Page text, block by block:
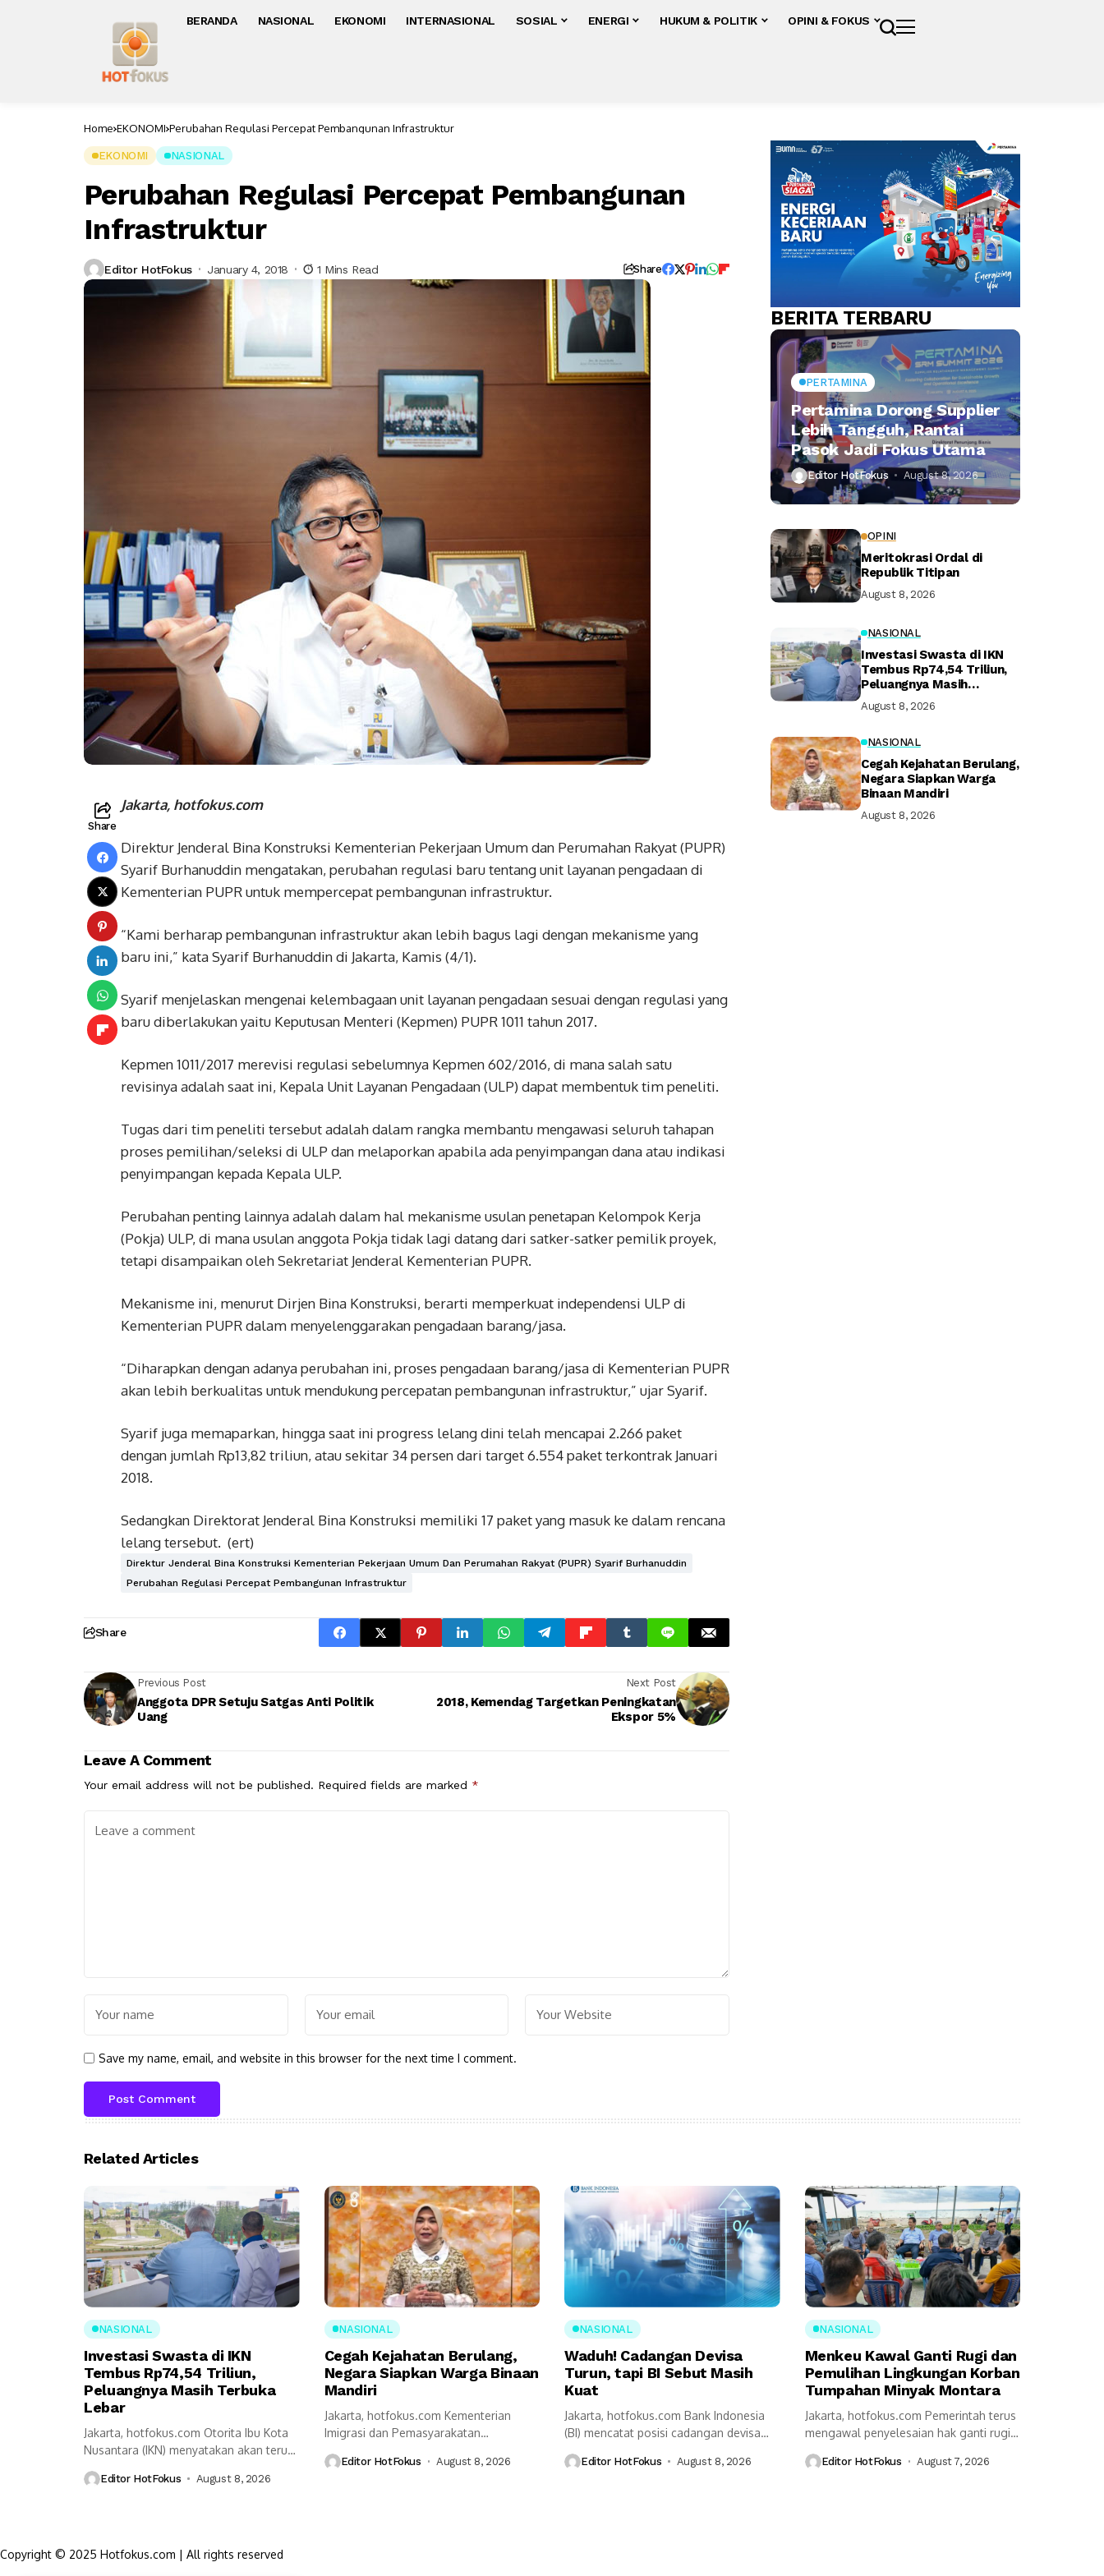
BERANDA NASIONAL EKONOMI INTERNASIONAL SOSIAL ENERGI HUKUM & POLITIK OPINI & FOKUS
Home EKONOMI Perubahan Regulasi Percepat Pembangunan Infrastruktur
EKONOMI NASIONAL
Perubahan Regulasi Percepat Pembangunan
Infrastruktur
Editor HotFokus January 4, 2018 1 Mins Read Share
Share
Jakarta, hotfokus.com
Direktur Jenderal Bina Konstruksi Kementerian Pekerjaan Umum dan Perumahan Rakyat (PUPR)
Syarif Burhanuddin mengatakan, perubahan regulasi baru tentang unit layanan pengadaan di
Kementerian PUPR untuk mempercepat pembangunan infrastruktur.
“Kami berharap pembangunan infrastruktur akan lebih bagus lagi dengan mekanisme yang
baru ini,” kata Syarif Burhanuddin di Jakarta, Kamis (4/1).
Syarif menjelaskan mengenai kelembagaan unit layanan pengadaan sesuai dengan regulasi yang
baru diberlakukan yaitu Keputusan Menteri (Kepmen) PUPR 1011 tahun 2017.
Kepmen 1011/2017 merevisi regulasi sebelumnya Kepmen 602/2016, di mana salah satu
revisinya adalah saat ini, Kepala Unit Layanan Pengadaan (ULP) dapat membentuk tim peneliti.
Tugas dari tim peneliti tersebut adalah dalam rangka membantu mengawasi seluruh tahapan
proses pemilihan/seleksi di ULP dan melaporkan apabila ada penyimpangan dana atau indikasi
penyimpangan kepada Kepala ULP.
Perubahan penting lainnya adalah dalam hal mekanisme usulan penetapan Kelompok Kerja
(Pokja) ULP, di mana usulan anggota Pokja tidak lagi datang dari satker-satker pemilik proyek,
tetapi disampaikan oleh Sekretariat Jenderal Kementerian PUPR.
Mekanisme ini, menurut Dirjen Bina Konstruksi, berarti memperkuat independensi ULP di
Kementerian PUPR dalam menyelenggarakan pengadaan barang/jasa.
“Diharapkan dengan adanya perubahan ini, proses pengadaan barang/jasa di Kementerian PUPR
akan lebih berkualitas untuk mendukung percepatan pembangunan infrastruktur,” ujar Syarif.
Syarif juga memaparkan, hingga saat ini progress lelang dini telah mencapai 2.266 paket
dengan jumlah Rp13,82 triliun, atau sekitar 34 persen dari target 6.554 paket terkontrak Januari
2018.
Sedangkan Direktorat Jenderal Bina Konstruksi memiliki 17 paket yang masuk ke dalam rencana
lelang tersebut. (ert)
Direktur Jenderal Bina Konstruksi Kementerian Pekerjaan Umum Dan Perumahan Rakyat (PUPR) Syarif Burhanuddin
Perubahan Regulasi Percepat Pembangunan Infrastruktur
Share
Previous Post
Anggota DPR Setuju Satgas Anti Politik
Uang
Next Post
2018, Kemendag Targetkan Peningkatan
Ekspor 5%
Leave A Comment
Your email address will not be published. Required fields are marked *
Save my name, email, and website in this browser for the next time I comment.
BERITA TERBARU
PERTAMINA
Pertamina Dorong Supplier
Lebih Tangguh, Rantai
Pasok Jadi Fokus Utama
Editor HotFokus August 8, 2026
OPINI
Meritokrasi Ordal di
Republik Titipan
August 8, 2026
NASIONAL
Investasi Swasta di IKN
Tembus Rp74,54 Triliun,
Peluangnya Masih
August 8, 2026
NASIONAL
Cegah Kejahatan Berulang,
Negara Siapkan Warga
Binaan Mandiri
August 8, 2026
Related Articles
NASIONAL
Investasi Swasta di IKN
Tembus Rp74,54 Triliun,
Peluangnya Masih Terbuka
Lebar
Jakarta, hotfokus.com Otorita Ibu Kota
Nusantara (IKN) menyatakan akan terus
Editor HotFokus August 8, 2026
NASIONAL
Cegah Kejahatan Berulang,
Negara Siapkan Warga Binaan
Mandiri
Jakarta, hotfokus.com Kementerian
Imigrasi dan Pemasyarakatan
pendekatan dalam sistem...
Editor HotFokus August 8, 2026
NASIONAL
Waduh! Cadangan Devisa
Turun, tapi BI Sebut Masih
Kuat
Jakarta, hotfokus.com Bank Indonesia
(BI) mencatat posisi cadangan devisa
Editor HotFokus August 8, 2026
NASIONAL
Menkeu Kawal Ganti Rugi dan
Pemulihan Lingkungan Korban
Tumpahan Minyak Montara
Jakarta, hotfokus.com Pemerintah terus
mengawal penyelesaian hak ganti rugi
Editor HotFokus August 7, 2026
Copyright © 2025 Hotfokus.com | All rights reserved